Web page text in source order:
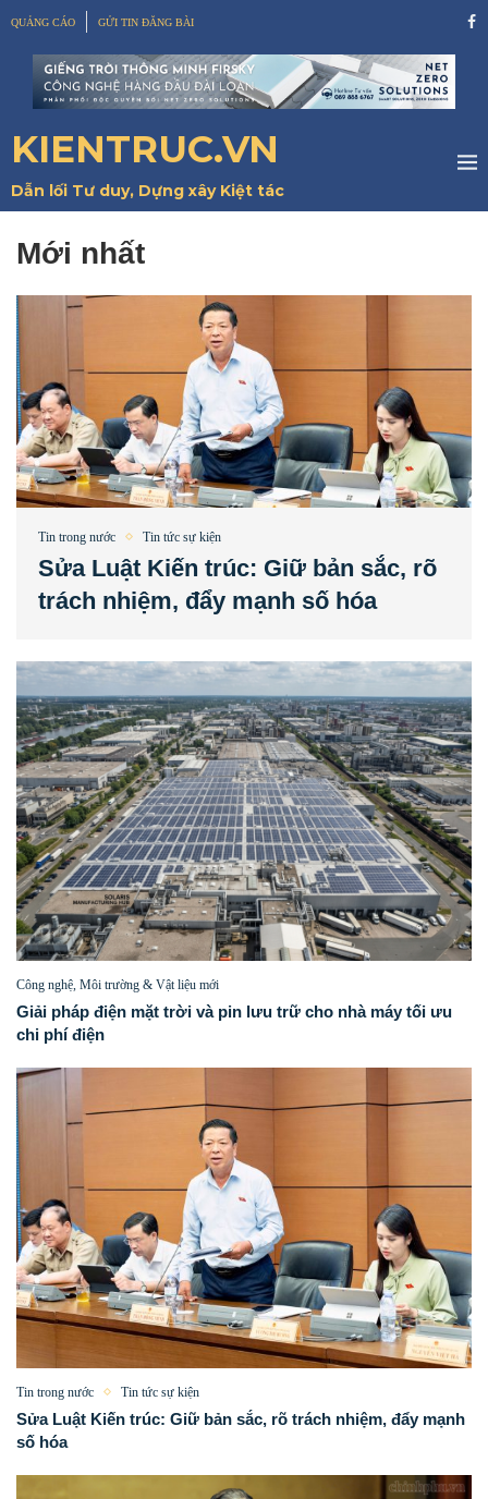
QUẢNG CÁO GỬI TIN ĐĂNG BÀI
KIENTRUC.VN
Dẫn lối Tư duy, Dựng xây Kiệt tác
Mới nhất
Tin trong nước Tin tức sự kiện
Sửa Luật Kiến trúc: Giữ bản sắc, rõ
trách nhiệm, đẩy mạnh số hóa
Công nghệ, Môi trường & Vật liệu mới
Giải pháp điện mặt trời và pin lưu trữ cho nhà máy tối ưu
chi phí điện
Tin trong nước Tin tức sự kiện
Sửa Luật Kiến trúc: Giữ bản sắc, rõ trách nhiệm, đẩy mạnh
số hóa